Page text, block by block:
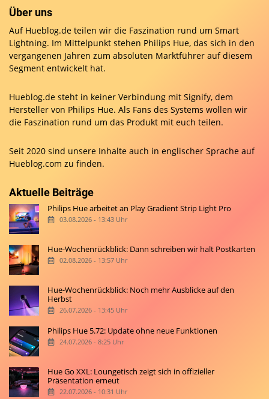
Über uns
Auf Hueblog.de teilen wir die Faszination rund um Smart
Lightning. Im Mittelpunkt stehen Philips Hue, das sich in den
vergangenen Jahren zum absoluten Marktführer auf diesem
Segment entwickelt hat.
Hueblog.de steht in keiner Verbindung mit Signify, dem
Hersteller von Philips Hue. Als Fans des Systems wollen wir
die Faszination rund um das Produkt mit euch teilen.
Seit 2020 sind unsere Inhalte auch in englischer Sprache auf
Hueblog.com zu finden.
Aktuelle Beiträge
Philips Hue arbeitet an Play Gradient Strip Light Pro
03.08.2026 - 13:43 Uhr
Hue-Wochenrückblick: Dann schreiben wir halt Postkarten
02.08.2026 - 13:57 Uhr
Hue-Wochenrückblick: Noch mehr Ausblicke auf den
Herbst
26.07.2026 - 13:45 Uhr
Philips Hue 5.72: Update ohne neue Funktionen
24.07.2026 - 8:25 Uhr
Hue Go XXL: Loungetisch zeigt sich in offizieller
Präsentation erneut
22.07.2026 - 10:31 Uhr